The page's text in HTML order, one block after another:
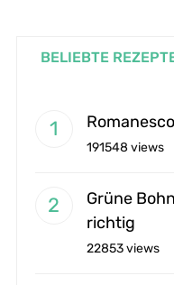
BELIEBTE
191548 views
Grüne
richtig
22853 views